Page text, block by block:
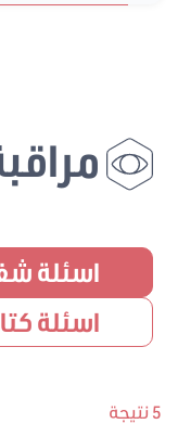
اسئلة
اسئلة
5 نتيجة